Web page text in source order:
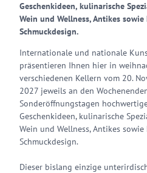
Geschenkideen, kulinarische
Wein und Wellness, Antikes
Schmuckdesign.
Internationale und nationale
präsentieren Ihnen hier in
verschiedenen Kellern vom 20.
2027 jeweils an den
Sonderöffnungstagen
Geschenkideen, kulinarische
Wein und Wellness, Antikes
Schmuckdesign.
Dieser bislang einzige